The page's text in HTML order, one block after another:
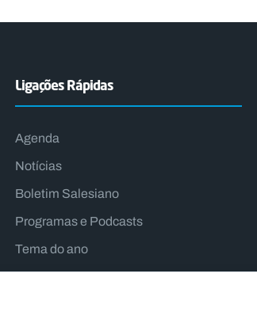
Ligações Rápidas
Agenda
Notícias
Boletim Salesiano
Programas e Podcasts
Tema do ano
Lema do Reitor-Mor